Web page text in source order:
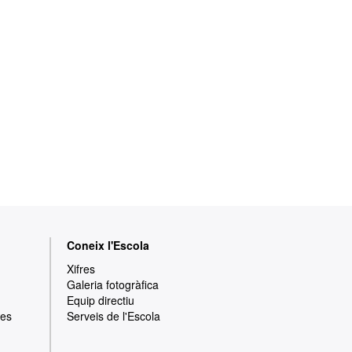
Coneix l'Escola
Xifres
Galeria fotogràfica
Equip directiu
Serveis de l'Escola